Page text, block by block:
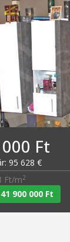
Ft
95 628 €
Ft/m2
900 000 Ft